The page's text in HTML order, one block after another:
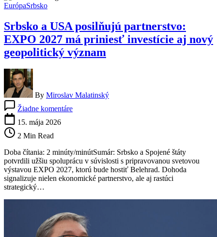
dejiny
Balkánu
EurópaSrbsko
Srbsko a USA posilňujú partnerstvo:
EXPO 2027 má priniesť investície aj nový
geopolitický význam
By Miroslav Malatinský
Žiadne komentáreSrbsko
EXPO
2027
má
priniesť
aj
geopolitický
význam
15. mája 2026
2 Min Read
Doba čítania: 2 minúty/minútSumár: Srbsko a Spojené štáty
potvrdili užšiu spoluprácu v súvislosti s pripravovanou svetovou
výstavou EXPO 2027, ktorú bude hostiť Belehrad. Dohoda
signalizuje nielen ekonomické partnerstvo, ale aj rastúci
strategický…